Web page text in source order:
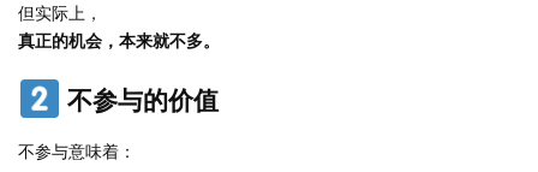
但实际上，
真正的机会，本来就不多。
不参与的价值
不参与意味着：